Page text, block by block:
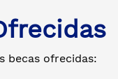
becas ofrecidas: